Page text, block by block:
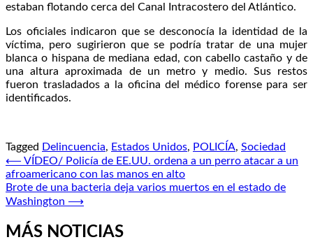
estaban flotando cerca del Canal Intracostero del Atlántico.
Los oficiales indicaron que se desconocía la identidad de la
víctima, pero sugirieron que se podría tratar de una mujer
blanca o hispana de mediana edad, con cabello castaño y de
una altura aproximada de un metro y medio. Sus restos
fueron trasladados a la oficina del médico forense para ser
identificados.
Tagged Delincuencia, Estados Unidos, POLICÍA, Sociedad
Navegación
de
entradas
⟵ VÍDEO/ Policía de EE.UU. ordena a un perro atacar a un
afroamericano con las manos en alto
Brote de una bacteria deja varios muertos en el estado de
Washington ⟶
MÁS NOTICIAS